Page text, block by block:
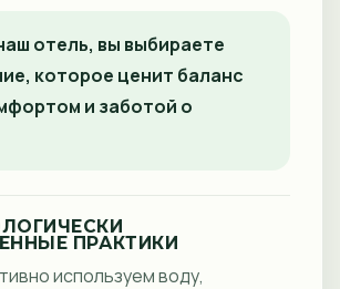
отель, вы выбираете
которое ценит баланс
и заботой о
ПРАКТИКИ
используем воду,